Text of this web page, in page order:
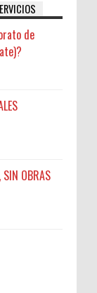
de
SIN OBRAS